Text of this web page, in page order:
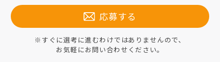
応募する
※すぐに選考に進むわけではありませんので、
お気軽にお問い合わせください。